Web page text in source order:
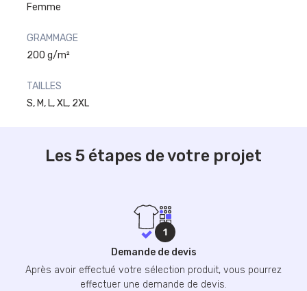
Femme
GRAMMAGE
200 g/m²
TAILLES
S, M, L, XL, 2XL
Les 5 étapes de votre projet
Demande de devis
Après avoir effectué votre sélection produit, vous pourrez
effectuer une demande de devis.